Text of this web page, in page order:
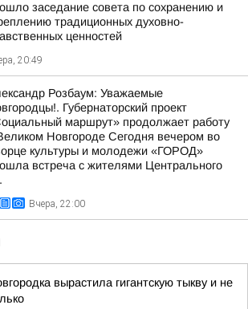
заседание совета по сохранению и
традиционных духовно-
ценностей
20:49
Розбаум: Уважаемые
Губернаторский проект
маршрут» продолжает работу
Новгороде Сегодня вечером во
культуры и молодежи «ГОРОД»
встреча с жителями Центрального
Вчера, 22:00
вырастила гигантскую тыкву и не